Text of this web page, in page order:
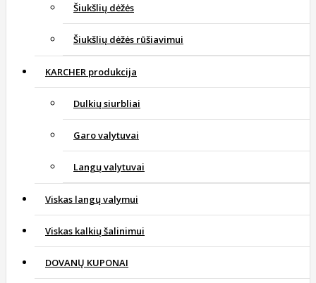
Šiukšlių dėžės
Šiukšlių dėžės rūšiavimui
KARCHER produkcija
Dulkių siurbliai
Garo valytuvai
Langų valytuvai
Viskas langų valymui
Viskas kalkių šalinimui
DOVANŲ KUPONAI